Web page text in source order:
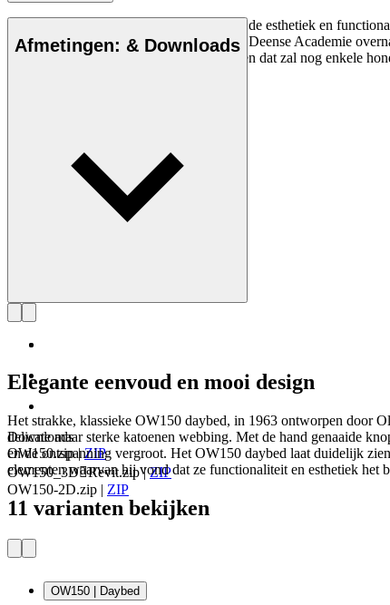
Ole Wanscher was van vitaal belang voor de esthetiek en
hij Klints professoraat aan de Koninklijke Deense Academie
Wanscher stoel is elke dag een belevenis en dat zal nog enkele
Afmetingen: & Downloads
Downloads
OW150.zip|ZIP
OW150_3DRevit.zip|ZIP
OW150-2D.zip | ZIP
Elegante eenvoud en mooi design
Het strakke, klassieke OW150 daybed, in 1963 ontworpen door
delicate maar sterke katoenen webbing. Met de hand genaaide
en de ontspanning vergroot. Het OW150 daybed laat duidelijk
elementen waarvan hij vond dat ze functionaliteit en esthetiek het
11 varianten bekijken
OW150 | Daybed